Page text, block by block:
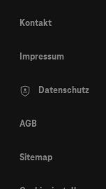
Kontakt
Impressum
Datenschutz
AGB
Sitemap